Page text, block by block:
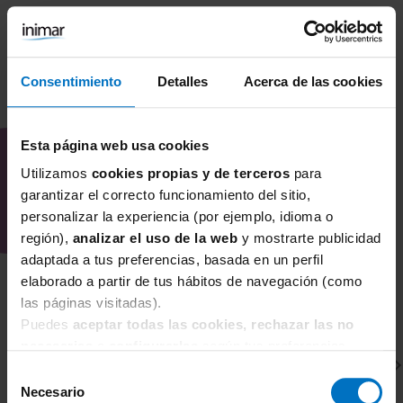
Consentimiento Detalles Acerca de las cookies
Esta página web usa cookies
Utilizamos cookies propias y de terceros para
garantizar el correcto funcionamiento del sitio,
personalizar la experiencia (por ejemplo, idioma o
región), analizar el uso de la web y mostrarte publicidad
adaptada a tus preferencias, basada en un perfil
elaborado a partir de tus hábitos de navegación (como
las páginas visitadas).
Puedes aceptar todas las cookies, rechazar las no
Necesario
Se puede combinar con bragas o culottes
de Anita Mylena para un conjunto
armonioso, o usarlo bajo prendas
ajustadas donde se busque suavidad y
forma natural.
¿Por qué comprar el sujetador sin
aros largo Anita Mylena 5329 en
Inimar?
En Inimar explicamos y ofrecemos
productos especializados en corsetería
para pechos grandes y modelos
reductores. Nos centramos en guiar a
nuestras clientas para que encuentren la
talla y el modelo que mejor se adapta a
COMBÍNALO CON